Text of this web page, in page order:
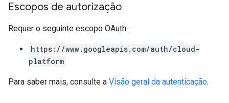
Escopos de autorização
Requer o seguinte escopo OAuth:
https://www.googleapis.com/auth/cloud-
platform
Para saber mais, consulte a Visão geral da autenticação.